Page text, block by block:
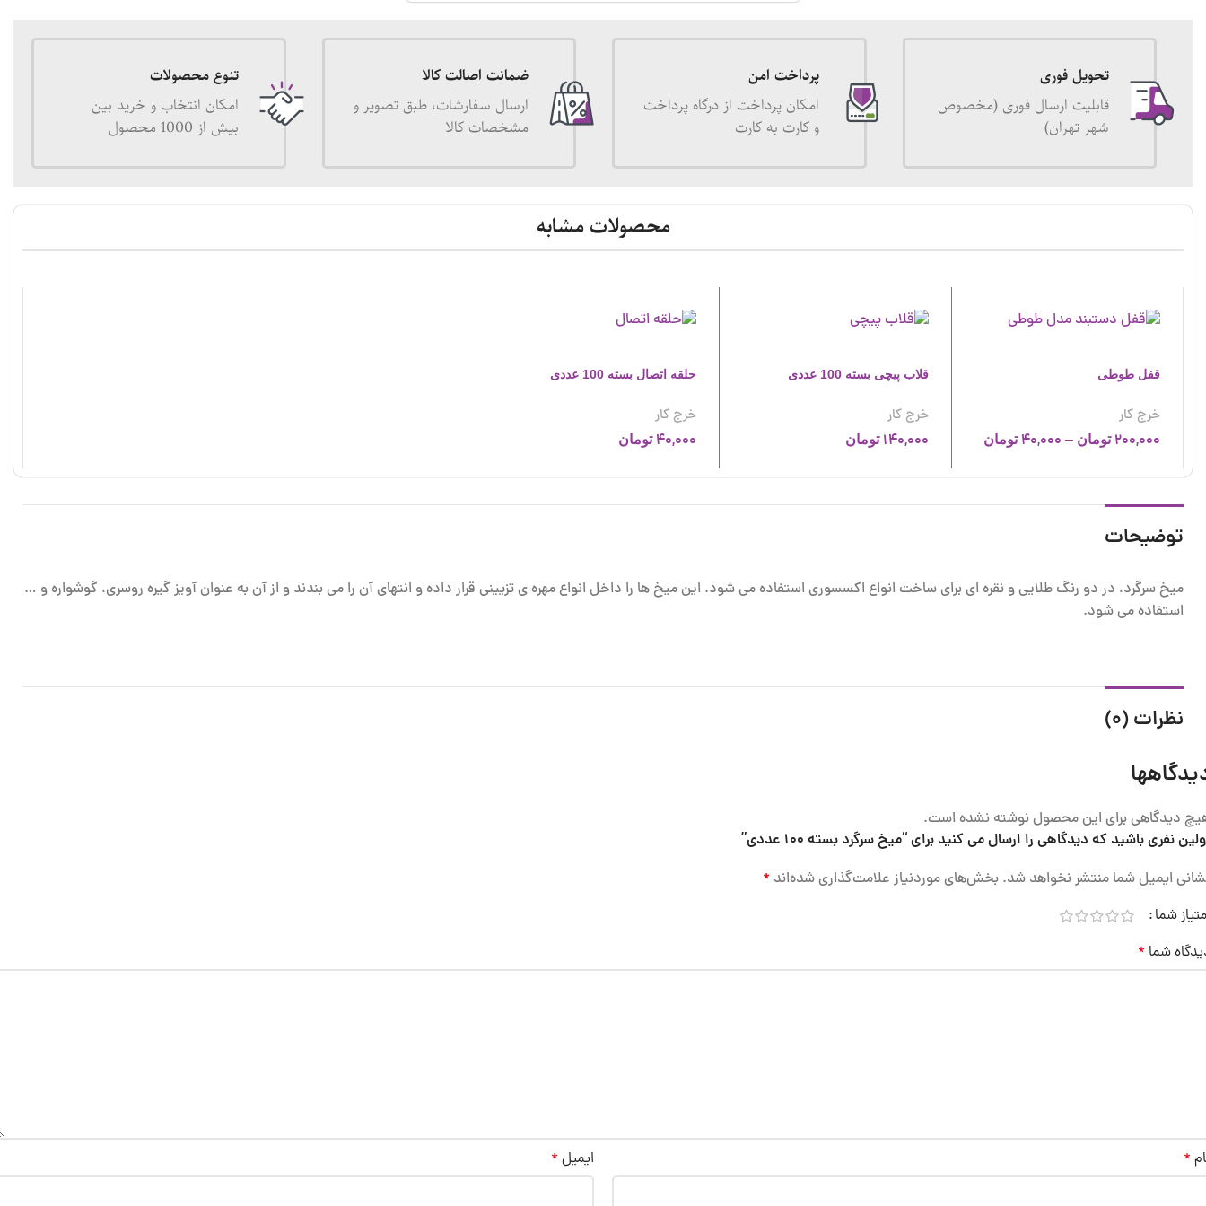
تحویل فوری
قابلیت ارسال فوری (مخصوص
شهر تهران)
پرداخت امن
امکان پرداخت از درگاه پرداخت
و کارت به کارت
ضمانت اصالت کالا
ارسال سفارشات، طبق تصویر و
مشخصات کالا
تنوع محصولات
امکان انتخاب و خرید بین
بیش از 1000 محصول
محصولات مشابه
قفل طوطی
خرج کار
200,000 تومان –
40,000 تومان
قلاب پیچی بسته 100 عددی
خرج کار
140,000 تومان
حلقه اتصال بسته 100 عددی
خرج کار
40,000 تومان
توضیحات
میخ سرگرد، در دو رنگ طلایی و نقره ای برای ساخت انواع اکسسوری استفاده می شود. این میخ ها را داخل انواع مهره ی تزیینی قرار داده و انتهای آن را می بندند و از آن به عنوان آویز گیره روسری، گوشواره و …
استفاده می شود.
نظرات (0)
دیدگاهی برای این محصول نوشته نشده است.
نفری باشید که دیدگاهی را ارسال می کنید برای “میخ سرگرد بسته 100 عددی”
ایمیل شما منتشر نخواهد شد. بخش‌های موردنیاز علامت‌گذاری شده‌اند *
شما
شما *
* ایمیل *